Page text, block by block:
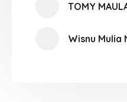
TOMY
Wisnu Mulia